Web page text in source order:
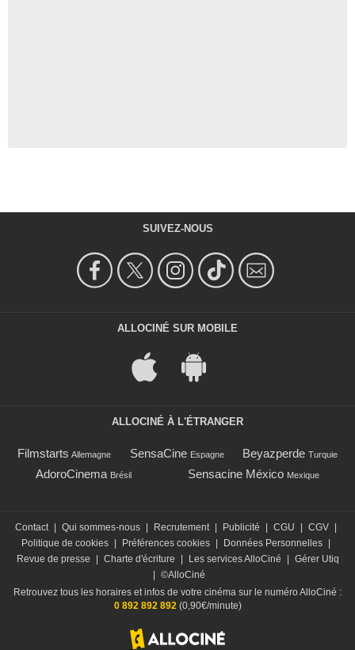
SUIVEZ-NOUS
ALLOCINÉ SUR MOBILE
ALLOCINÉ À L'ÉTRANGER
Filmstarts Allemagne SensaCine Espagne Beyazperde Turquie
AdoroCinema Brésil Sensacine México Mexique
Contact | Qui sommes-nous | Recrutement | Publicité | CGU | CGV |
Politique de cookies | Préférences cookies | Données Personnelles |
Revue de presse
| Charte d'écriture | Les services AlloCiné | Gérer Utiq
| ©AlloCiné
Retrouvez tous les horaires et infos de votre cinéma sur le numéro AlloCiné :
0 892 892 892 (0,90€/minute)